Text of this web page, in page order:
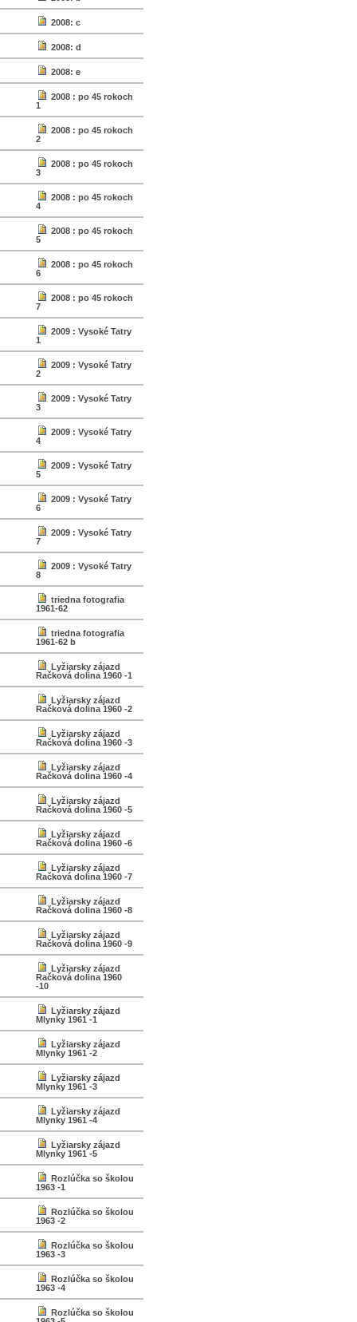
2008: c
2008: d
2008: e
2008 : po 45 rokoch
1
2008 : po 45 rokoch
2
2008 : po 45 rokoch
3
2008 : po 45 rokoch
4
2008 : po 45 rokoch
5
2008 : po 45 rokoch
6
2008 : po 45 rokoch
7
2009 : Vysoké Tatry
1
2009 : Vysoké Tatry
2
2009 : Vysoké Tatry
3
2009 : Vysoké Tatry
4
2009 : Vysoké Tatry
5
2009 : Vysoké Tatry
6
2009 : Vysoké Tatry
7
2009 : Vysoké Tatry
8
triedna fotografia
1961-62
triedna fotografia
1961-62 b
Lyžiarsky zájazd
Račková dolina 1960 -1
Lyžiarsky zájazd
Račková dolina 1960 -2
Lyžiarsky zájazd
Račková dolina 1960 -3
Lyžiarsky zájazd
Račková dolina 1960 -4
Lyžiarsky zájazd
Račková dolina 1960 -5
Lyžiarsky zájazd
Račková dolina 1960 -6
Lyžiarsky zájazd
Račková dolina 1960 -7
Lyžiarsky zájazd
Račková dolina 1960 -8
Lyžiarsky zájazd
Račková dolina 1960 -9
Lyžiarsky zájazd
Račková dolina 1960
-10
Lyžiarsky zájazd
Mlynky 1961 -1
Lyžiarsky zájazd
Mlynky 1961 -2
Lyžiarsky zájazd
Mlynky 1961 -3
Lyžiarsky zájazd
Mlynky 1961 -4
Lyžiarsky zájazd
Mlynky 1961 -5
Rozlúčka so školou
1963 -1
Rozlúčka so školou
1963 -2
Rozlúčka so školou
1963 -3
Rozlúčka so školou
1963 -4
Rozlúčka so školou